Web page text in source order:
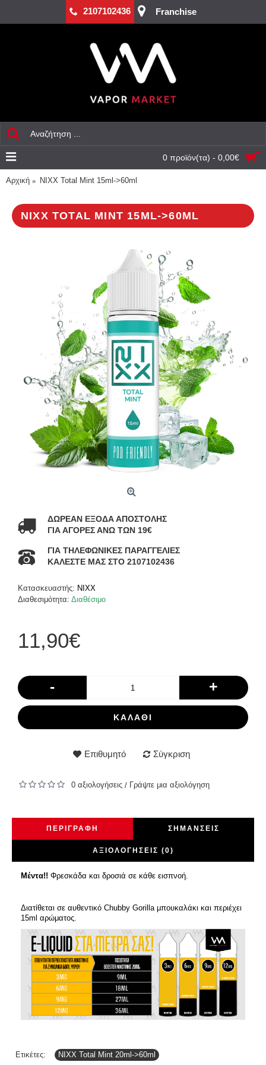
2107102436 Franchise
0 προϊόν(τα) - 0,00€
Αρχική NIXX Total Mint 15ml->60ml
NIXX TOTAL MINT 15ML->60ML
ΔΩΡΕΑΝ ΕΞΟΔΑ ΑΠΟΣΤΟΛΗΣ
ΓΙΑ ΑΓΟΡΕΣ ΑΝΩ ΤΩΝ 19€
ΓΙΑ ΤΗΛΕΦΩΝΙΚΕΣ ΠΑΡΑΓΓΕΛΙΕΣ
ΚΑΛΕΣΤΕ ΜΑΣ ΣΤΟ 2107102436
Κατασκευαστής: NIXX
Διαθεσιμότητα: Διαθέσιμο
11,90€
- +
ΚΑΛΆΘΙ
Επιθυμητό Σύγκριση
0 αξιολογήσεις / Γράψτε μια αξιολόγηση
ΠΕΡΙΓΡΑΦΉ ΣΗΜΆΝΣΕΙΣ
ΑΞΙΟΛΟΓΉΣΕΙΣ (0)
Μέντα!! Φρεσκάδα και δροσιά σε κάθε εισπνοή.
Διατίθεται σε αυθεντικό Chubby Gorilla μπουκαλάκι και περιέχει
15ml αρώματος.
Ετικέτες: NIXX Total Mint 20ml->60ml